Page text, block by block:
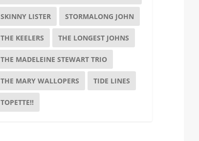
SKINNY LISTER STORMALONG JOHN
THE KEELERS THE LONGEST JOHNS
THE MADELEINE STEWART TRIO
THE MARY WALLOPERS TIDE LINES
TOPETTE!!